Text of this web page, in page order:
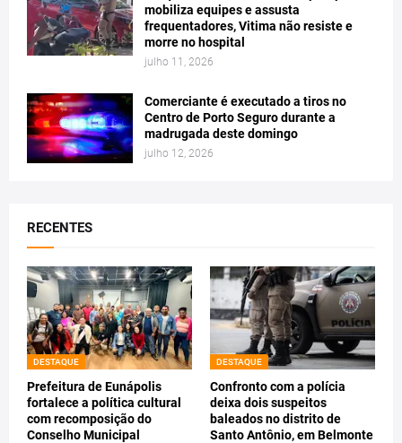
mobiliza equipes e assusta
frequentadores, Vitima não resiste e
morre no hospital
julho 11, 2026
Comerciante é executado a tiros no
Centro de Porto Seguro durante a
madrugada deste domingo
julho 12, 2026
RECENTES
DESTAQUE
Prefeitura de Eunápolis
fortalece a política cultural
com recomposição do
Conselho Municipal
DESTAQUE
Confronto com a polícia
deixa dois suspeitos
baleados no distrito de
Santo Antônio, em Belmonte